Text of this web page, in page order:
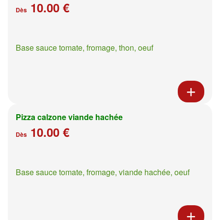
Dès 10.00 €
Base sauce tomate, fromage, thon, oeuf
Pizza calzone viande hachée
Dès 10.00 €
Base sauce tomate, fromage, viande hachée, oeuf